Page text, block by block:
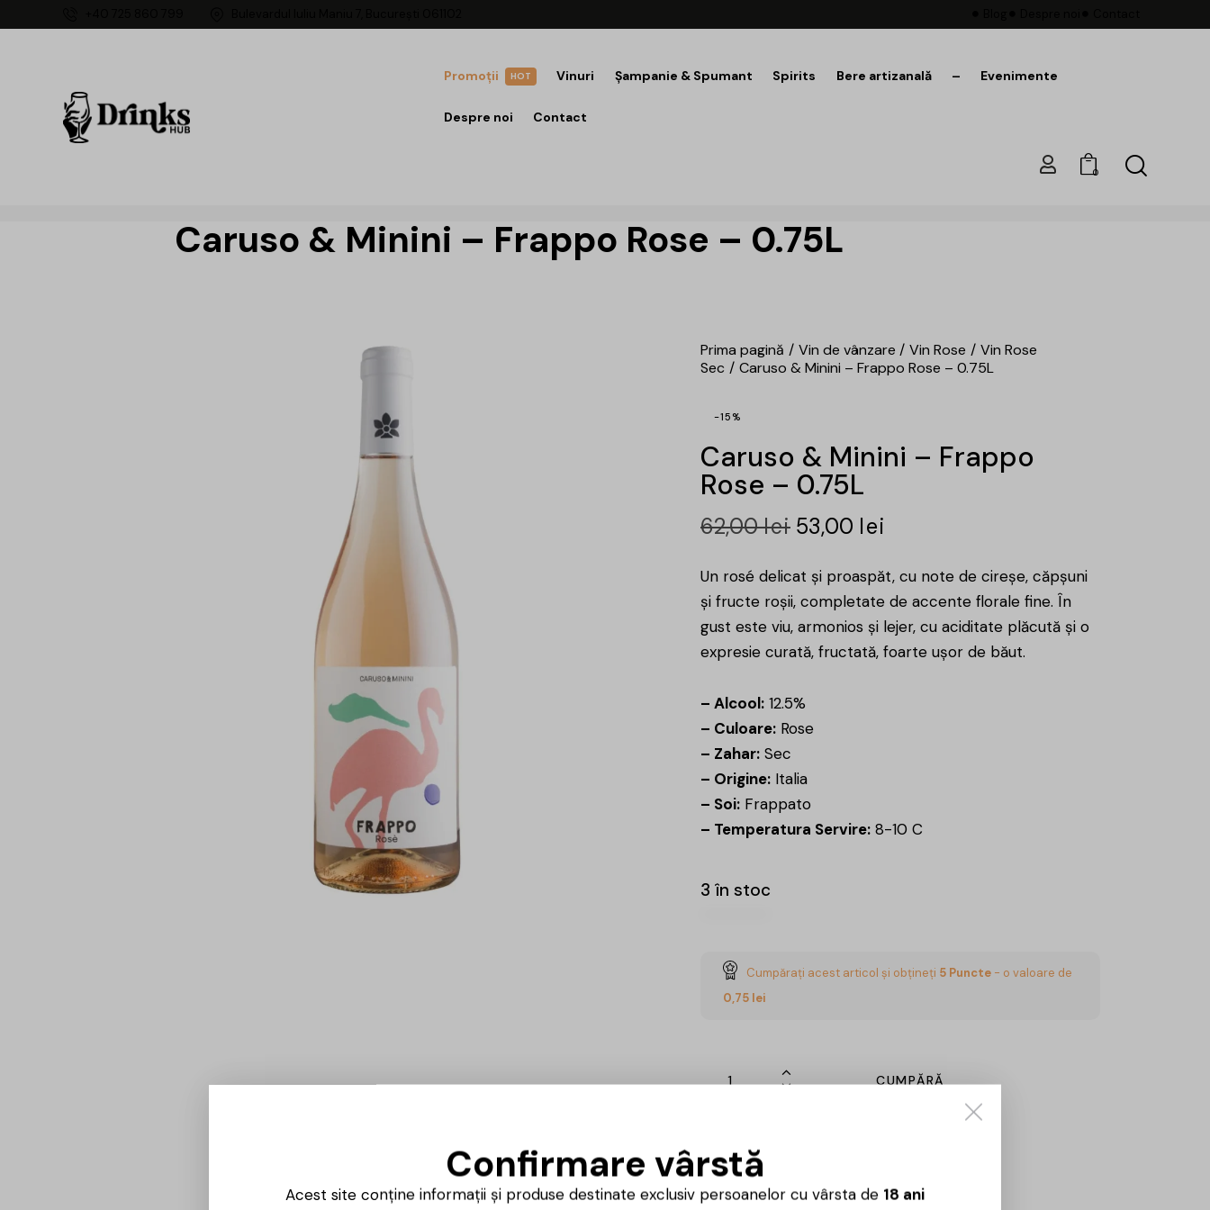
HOT
Promoții Vinuri Șampanie & Spumant Spirits Bere artizanală – Evenimente
Despre noi Contact
0
Caruso & Minini – Frappo Rose – 0.75L
Prima pagină Vin de vânzare Vin Rose
Vin Rose
Sec
Caruso & Minini – Frappo Rose – 0.75L
-15%
Caruso & Minini – Frappo
Rose – 0.75L
62,00lei 53,00 lei
Un rosé delicat și proaspăt, cu note de cireșe, căpșuni
și fructe roșii, completate de accente florale fine. În
gust este viu, armonios și lejer, cu aciditate plăcută și o
expresie curată, fructată, foarte ușor de băut.
– Alcool: 12.5%
– Culoare: Rose
– Zahar: Sec
– Origine: Italia
– Soi: Frappato
– Temperatura Servire: 8-10 C
3 în stoc
Cumpărați acest articol și obțineți 5 Puncte - o valoare de
0,75 lei
CUMPĂRĂ
Ai întrebări? Sună aici:
Luni – Vineri 09:00 – 18:00
Confirmare vârstă
Acest site conține informații și produse destinate exclusiv persoanelor cu vârsta de 18 ani